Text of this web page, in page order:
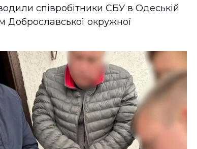
співробітники СБУ в Одеській
Доброславської окружної